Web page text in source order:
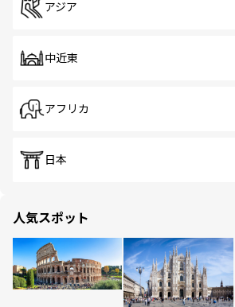
アジア
中近東
アフリカ
日本
人気スポット